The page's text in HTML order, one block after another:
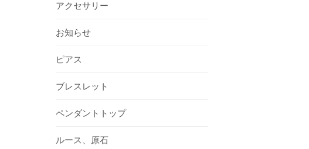
アクセサリー
お知らせ
ピアス
ブレスレット
ペンダントトップ
ルース、原石